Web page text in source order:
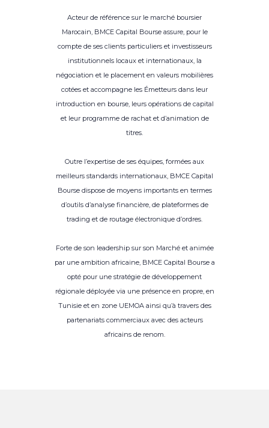
Acteur de référence sur le marché boursier
Marocain, BMCE Capital Bourse assure, pour le
compte de ses clients particuliers et investisseurs
institutionnels locaux et internationaux, la
négociation et le placement en valeurs mobilières
cotées et accompagne les Émetteurs dans leur
introduction en bourse, leurs opérations de capital
et leur programme de rachat et d’animation de
titres.
Outre l’expertise de ses équipes, formées aux
meilleurs standards internationaux, BMCE Capital
Bourse dispose de moyens importants en termes
d’outils d’analyse financière, de plateformes de
trading et de routage électronique d’ordres.
Forte de son leadership sur son Marché et animée
par une ambition africaine, BMCE Capital Bourse a
opté pour une stratégie de développement
régionale déployée via une présence en propre, en
Tunisie et en zone UEMOA ainsi qu’à travers des
partenariats commerciaux avec des acteurs
africains de renom.